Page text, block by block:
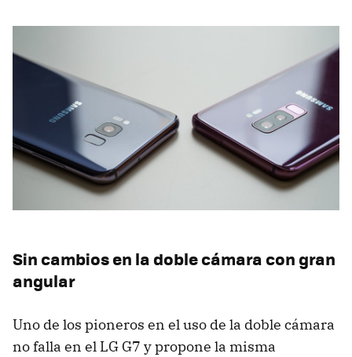
Sin cambios en la doble cámara con gran
angular
Uno de los pioneros en el uso de la doble cámara
no falla en el LG G7 y propone la misma